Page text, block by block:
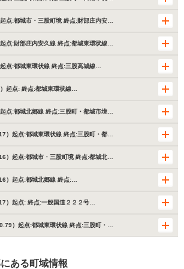
点:都城市・三股町境 終点:財部庄内安…
点:財部庄内安久線 終点:都城東環状線…
点:都城東環状線 終点:三股高城線…
起点: 終点:都城東環状線…
点:都城北郷線 終点:三股町・都城市境…
）起点:都城東環状線 終点:三股町・都…
）起点:都城市・三股町境 終点:都城北…
）起点:都城北郷線 終点:…
）起点: 終点:一般国道２２２号…
）起点:都城東環状線 終点:三股町・…
ある町域情報